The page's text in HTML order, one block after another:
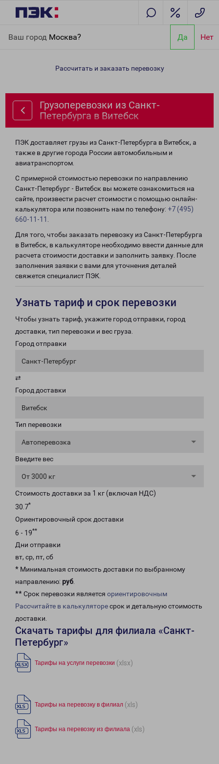
Ваш город Москва? Да Нет
Витебск
Рассчитать и заказать перевозку
Грузоперевозки из Санкт-
Петербурга в Витебск
ПЭК доставляет грузы из Санкт-Петербурга в Витебск, а
также в другие города России автомобильным и
авиатранспортом.
С примерной стоимостью перевозки по направлению
Санкт-Петербург - Витебск вы можете ознакомиться на
сайте, произвести расчет стоимости с помощью онлайн-
калькулятора или позвонить нам по телефону: +7 (495)
660-11-11
Для того, чтобы заказать перевозку из Санкт-Петербурга
в Витебск, в калькуляторе необходимо ввести данные для
расчета стоимости доставки и заполнить заявку. После
заполнения заявки с вами для уточнения деталей
свяжется специалист ПЭК.
Узнать тариф и срок перевозки
Чтобы узнать тариф, укажите город отправки, город
доставки, тип перевозки и вес груза.
Город отправки
Санкт-Петербург
⇄
Город доставки
Витебск
Тип перевозки
Автоперевозка
Введите вес
От 3000 кг
Стоимость доставки за 1 кг (включая НДС)
30.7*
Ориентировочный срок доставки
6 - 19**
Дни отправки
вт, ср, пт, сб
* Минимальная стоимость доставки по выбранному
направлению: руб.
** Срок перевозки является ориентировочным
Рассчитайте в калькуляторесрок и детальную стоимость
доставки.
Скачать тарифы для филиала «Санкт-
Петербург»
Тарифы на услуги перевозки (xlsx)
Тарифы на перевозку в филиал (xls)
Тарифы на перевозку из филиала (xls)